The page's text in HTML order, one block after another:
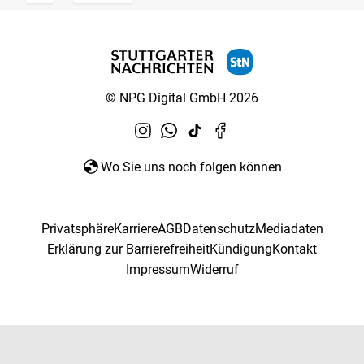
© NPG Digital GmbH 2026
Wo Sie uns noch folgen können
PrivatsphäreKarriereAGBDatenschutzMediadaten
Erklärung zur BarrierefreiheitKündigungKontakt
ImpressumWiderruf